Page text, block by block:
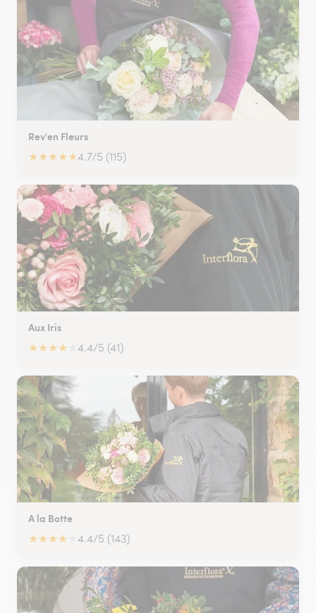
Rev'en Fleurs
★★★★★4.7/5 (115)
Aux Iris
★★★★ 4.4/5 (41)
A la Botte
★★★★ 4.4/5 (143)